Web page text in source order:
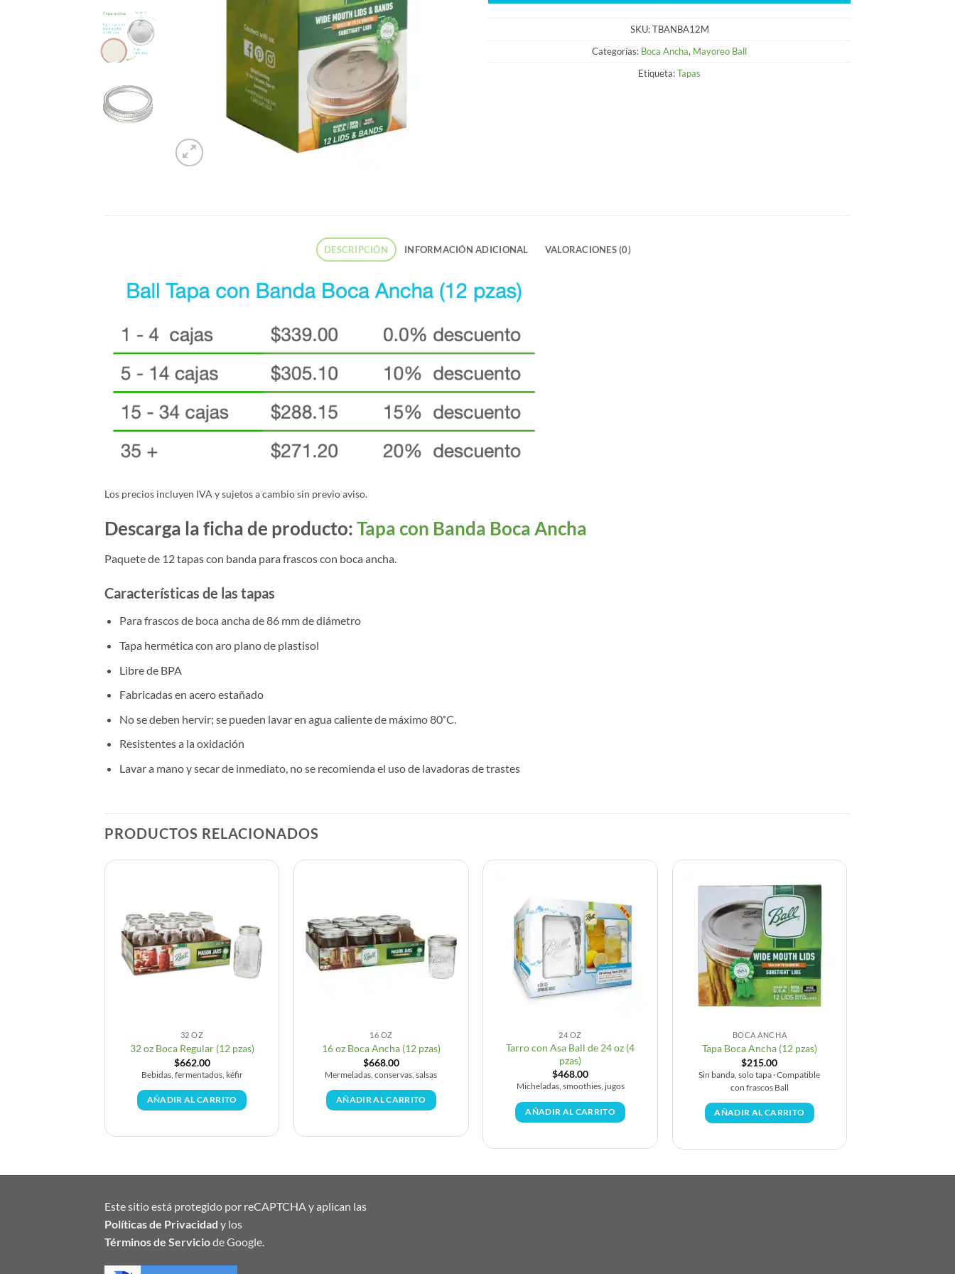
SKU:TBANBA12M
Categorías: Boca Ancha, Mayoreo Ball
Etiqueta:Tapas
DESCRIPCIÓN INFORMACIÓN ADICIONAL VALORACIONES (0)
Los precios incluyen IVA y sujetos a cambio sin previo aviso.
Descarga la ficha de producto: Tapa con Banda Boca Ancha
Paquete de 12 tapas con banda para frascos con boca ancha.
Características de las tapas
Para frascos de boca ancha de 86 mm de diámetro
Tapa hermética con aro plano de plastisol
Libre de BPA
Fabricadas en acero estañado
No se deben hervir; se pueden lavar en agua caliente de máximo 80˚C.
Resistentes a la oxidación
Lavar a mano y secar de inmediato, no se recomienda el uso de lavadoras de trastes
PRODUCTOS RELACIONADOS
32 OZ
32 oz Boca Regular (12 pzas)
$662.00
Bebidas, fermentados, kéfir
AÑADIR AL CARRITO
16 OZ
16 oz Boca Ancha (12 pzas)
$668.00
Mermeladas, conservas, salsas
AÑADIR AL CARRITO
24 OZ
Tarro con Asa Ball de 24 oz (4
pzas)
$468.00
Micheladas, smoothies, jugos
AÑADIR AL CARRITO
BOCA ANCHA
Tapa Boca Ancha (12 pzas)
$215.00
Sin banda, solo tapa · Compatible
con frascos Ball
AÑADIR AL CARRITO
Este sitio está protegido por reCAPTCHA y aplican las
Políticas de Privacidad y los
Términos de Serviciode Google.